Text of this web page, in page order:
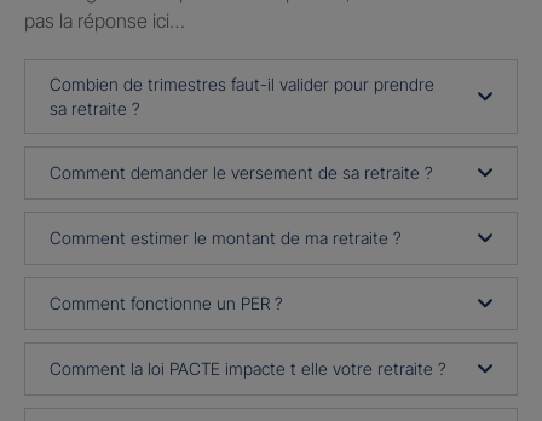
pas la réponse ici…
Combien de trimestres faut-il valider pour prendre
sa retraite ?
Comment demander le versement de sa retraite ?
Comment estimer le montant de ma retraite ?
Comment fonctionne un PER ?
Comment la loi PACTE impacte t elle votre retraite ?